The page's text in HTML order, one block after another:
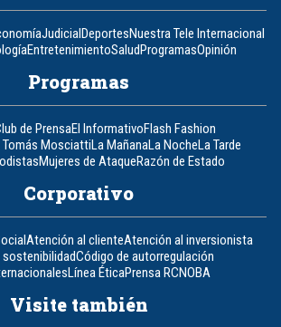
JudicialDeportesNuestra Tele Internacional
EntretenimientoSaludProgramasOpinión
Programas
de PrensaEl InformativoFlash Fashion
MosciattiLa MañanaLa NocheLa Tarde
Mujeres de AtaqueRazón de Estado
Corporativo
Atención al clienteAtención al inversionista
Código de autorregulación
Línea ÉticaPrensa RCNOBA
Visite también